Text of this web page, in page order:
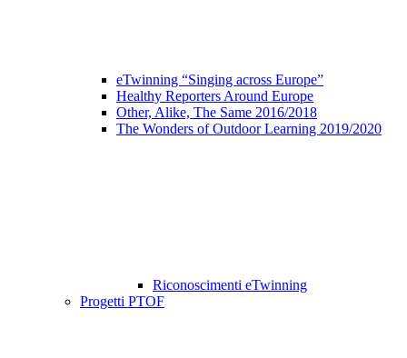
eTwinning “Singing across Europe”
Healthy Reporters Around Europe
Other, Alike, The Same 2016/2018
The Wonders of Outdoor Learning 2019/2020
Riconoscimenti eTwinning
Progetti PTOF